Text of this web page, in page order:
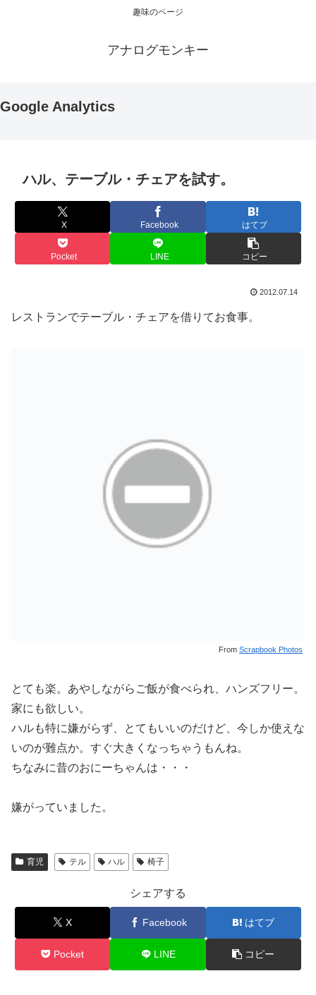
趣味のページ
アナログモンキー
Google Analytics
ハル、テーブル・チェアを試す。
X Facebook はてブ
Pocket LINE コピー
2012.07.14
レストランでテーブル・チェアを借りてお食事。
From Scrapbook Photos
とても楽。あやしながらご飯が食べられ、ハンズフリー。
家にも欲しい。
ハルも特に嫌がらず、とてもいいのだけど、今しか使えな
いのが難点か。すぐ大きくなっちゃうもんね。
ちなみに昔のおにーちゃんは・・・
嫌がっていました。
育児 テル ハル 椅子
シェアする
X Facebook はてブ
Pocket LINE コピー